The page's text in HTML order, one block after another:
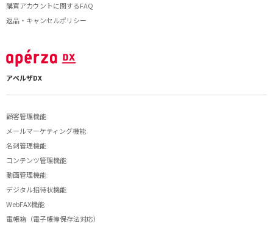
購買アカウントに関するFAQ
返品・キャンセルポリシー
アペルザDX
顧客管理機能
メールマーケティング機能
名刺管理機能
コンテンツ管理機能
動画管理機能
デジタル招待状機能
WebFAX機能
電帳箱（電子帳簿保存法対応）